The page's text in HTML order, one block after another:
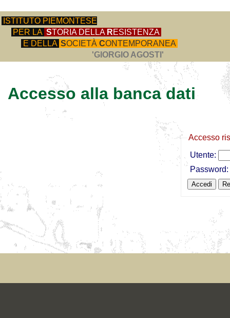
ISTITUTO PIEMONTESE
PER LA STORIA DELLA RESISTENZA
E DELLA SOCIETÀ CONTEMPORANEA
'GIORGIO AGOSTI'
Accesso alla banca dati
Accesso
Utente:
Password: